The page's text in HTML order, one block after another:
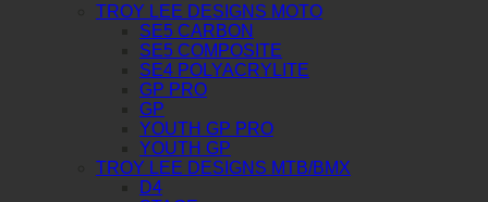
TROY LEE DESIGNS MOTO
SE5 CARBON
SE5 COMPOSITE
SE4 POLYACRYLITE
GP PRO
GP
YOUTH GP PRO
YOUTH GP
TROY LEE DESIGNS MTB/BMX
D4